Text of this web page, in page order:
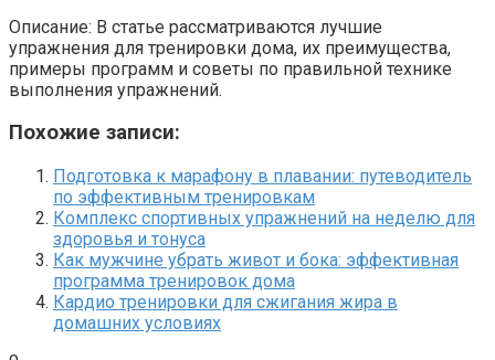
Описание: В статье рассматриваются лучшие
упражнения для тренировки дома, их преимущества,
примеры программ и советы по правильной технике
выполнения упражнений.
Похожие записи:
Подготовка к марафону в плавании: путеводитель
по эффективным тренировкам
Комплекс спортивных упражнений на неделю для
здоровья и тонуса
Как мужчине убрать живот и бока: эффективная
программа тренировок дома
Кардио тренировки для сжигания жира в
домашних условиях